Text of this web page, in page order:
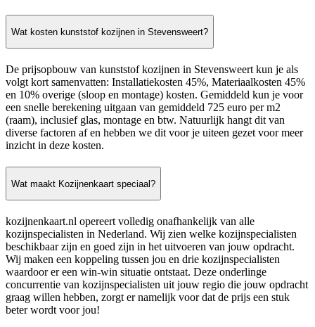
Wat kosten kunststof kozijnen in Stevensweert?
De prijsopbouw van kunststof kozijnen in Stevensweert kun je als
volgt kort samenvatten: Installatiekosten 45%, Materiaalkosten 45%
en 10% overige (sloop en montage) kosten. Gemiddeld kun je voor
een snelle berekening uitgaan van gemiddeld 725 euro per m2
(raam), inclusief glas, montage en btw. Natuurlijk hangt dit van
diverse factoren af en hebben we dit voor je uiteen gezet voor meer
inzicht in deze kosten.
Wat maakt Kozijnenkaart speciaal?
kozijnenkaart.nl opereert volledig onafhankelijk van alle
kozijnspecialisten in Nederland. Wij zien welke kozijnspecialisten
beschikbaar zijn en goed zijn in het uitvoeren van jouw opdracht.
Wij maken een koppeling tussen jou en drie kozijnspecialisten
waardoor er een win-win situatie ontstaat. Deze onderlinge
concurrentie van kozijnspecialisten uit jouw regio die jouw opdracht
graag willen hebben, zorgt er namelijk voor dat de prijs een stuk
beter wordt voor jou!